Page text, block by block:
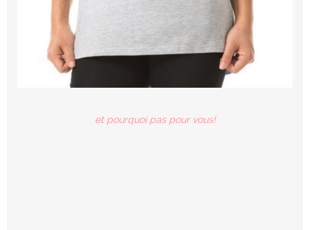
et pourquoi pas pour vous!